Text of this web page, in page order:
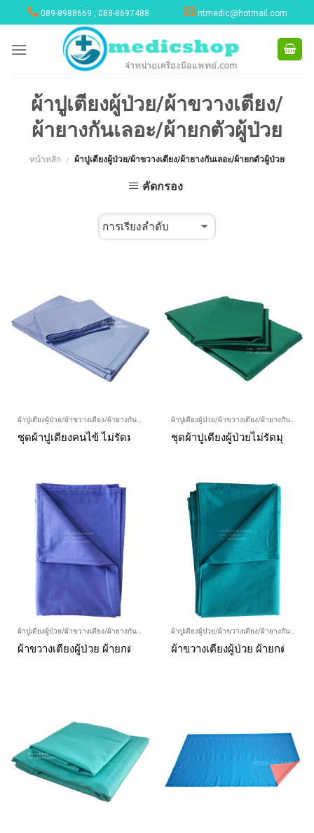
to
content
089-8988669 , 088-8697488 ntmedic@hotmail.com
ผ้าปูเตียงผู้ป่วย/ผ้าขวางเตียง/
ผ้ายางกันเลอะ/ผ้ายกตัวผู้ป่วย
หน้าหลัก / ผ้าปูเตียงผู้ป่วย/ผ้าขวางเตียง/ผ้ายางกันเลอะ/ผ้ายกตัวผู้ป่วย
คัดกรอง
ผ้าปูเตียงผู้ป่วย/ผ้าขวางเตียง/ผ้ายางกันเลอะ/ผ้ายกตัวผู้ป่วย
ชุดผ้าปูเตียงคนไข้ ไม่รัดมุม + ปลอกหมอน สีฟ้า
ผ้าปูเตียงผู้ป่วย/ผ้าขวางเตียง/ผ้ายางกันเลอะ/ผ้ายกตัวผู้ป่วย
ชุดผ้าปูเตียงผู้ป่วยไม่รัดมุม + ป
ผ้าปูเตียงผู้ป่วย/ผ้าขวางเตียง/ผ้ายางกันเลอะ/ผ้ายกตัวผู้ป่วย
ผ้าขวางเตียงผู้ป่วย ผ้ายกตัวผู้ป่วย ผ้าคาดเตียง สีฟ้าเข้ม RT
ผ้าปูเตียงผู้ป่วย/ผ้าขวางเตียง/ผ้ายางกันเลอะ/ผ้ายกตัวผู้ป่วย
ผ้าขวางเตียงผู้ป่วย ผ้ายกตัวผู้ป่